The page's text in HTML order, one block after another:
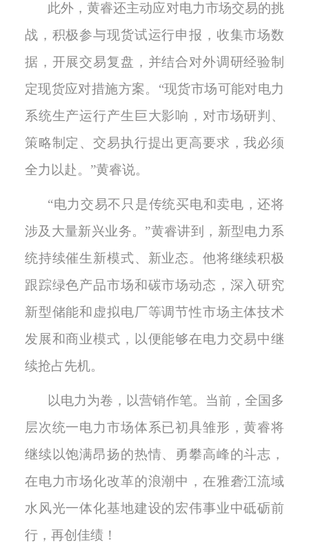
此外，黄睿还主动应对电力市场交易的挑
战，积极参与现货试运行申报，收集市场数
据，开展交易复盘，并结合对外调研经验制
定现货应对措施方案。 “现货市场可能对电力
系统生产运行产生巨大影响，对市场研判、
策略制定、交易执行提出更高要求，我必须
全力以赴。”黄睿说。
“电力交易不只是传统买电和卖电，还将
涉及大量新兴业务。”黄睿讲到，新型电力系
统持续催生新模式、新业态。他将继续积极
跟踪绿色产品市场和碳市场动态，深入研究
新型储能和虚拟电厂等调节性市场主体技术
发展和商业模式，以便能够在电力交易中继
续抢占先机。
以电力为卷，以营销作笔。当前，全国多
层次统一电力市场体系已初具雏形，黄睿将
继续以饱满昂扬的热情、勇攀高峰的斗志，
在电力市场化改革的浪潮中，在雅砻江流域
水风光一体化基地建设的宏伟事业中砥砺前
行，再创佳绩！